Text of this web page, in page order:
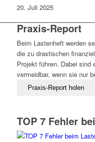
20. Juli 2025
Praxis-Report
Beim Lastenheft werden
die zu drastischen
Projekt führen. Dabei sind
vermeidbar, wenn sie nur
TOP 7 Fehler